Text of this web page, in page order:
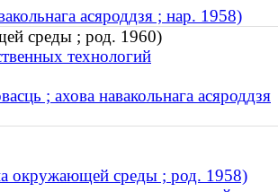
асяроддзя ; нар. 1958)
среды ; род. 1960)
технологий
; ахова навакольнага асяроддзя
окружающей среды ; род. 1958)